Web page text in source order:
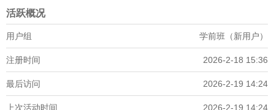
活跃概况
用户组 学前班（新用户）
注册时间 2026-2-18 15:36
最后访问 2026-2-19 14:24
上次活动时间 2026-2-19 14:24